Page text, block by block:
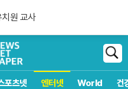
검
색
포츠넷 엔터넷 World 건
원 교사
고백